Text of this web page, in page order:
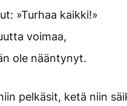
»Turhaa kaikki!»
voimaa,
ole nääntynyt.
pelkäsit, ketä niin